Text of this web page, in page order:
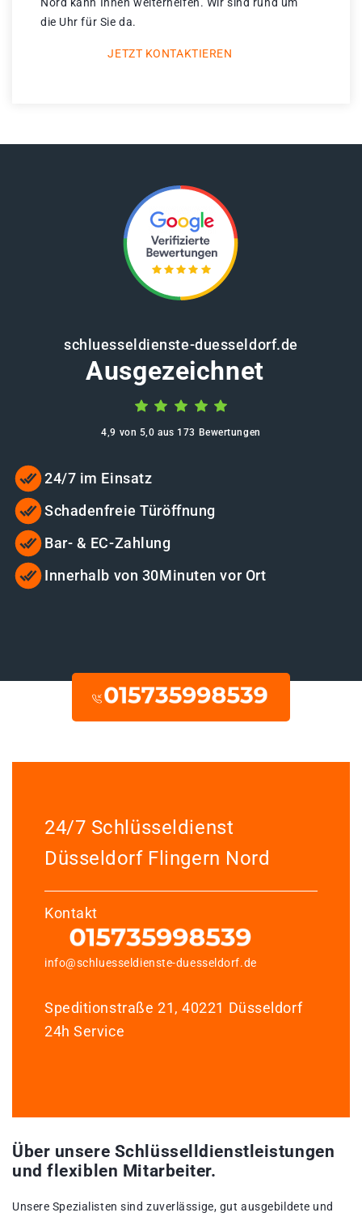
Nord kann Ihnen weiterhelfen. Wir sind rund um
die Uhr für Sie da.
JETZT KONTAKTIEREN
schluesseldienste-duesseldorf.de
Ausgezeichnet
4,9 von 5,0 aus 173 Bewertungen
24/7 im Einsatz
Schadenfreie Türöffnung
Bar- & EC-Zahlung
Innerhalb von 30Minuten vor Ort
24/7 Schlüsseldienst
Düsseldorf Flingern Nord
Kontakt
info@schluesseldienste-duesseldorf.de
Speditionstraße 21, 40221 Düsseldorf
24h Service
Über unsere Schlüsselldienstleistungen
und flexiblen Mitarbeiter.
Unsere Spezialisten sind zuverlässige, gut ausgebildete und